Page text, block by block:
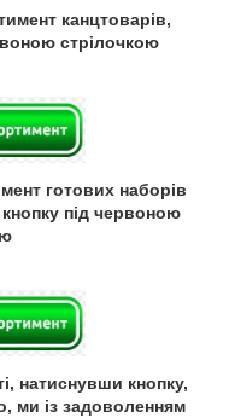
канцтоварів,
стрілочкою
готових наборів
під червоною
натиснувши кнопку,
ми із задоволенням